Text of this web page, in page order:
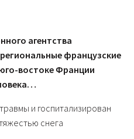
агентства
французские
востоке Франции